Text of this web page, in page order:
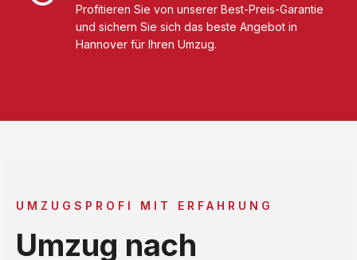
Profitieren Sie von unserer Best-Preis-Garantie
und sichern Sie sich das beste Angebot in
Hannover für Ihren Umzug.
UMZUGSPROFI MIT ERFAHRUNG
Umzug nach